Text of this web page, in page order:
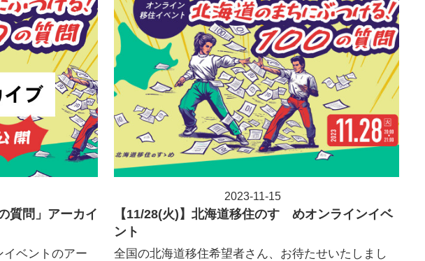
質問」アーカイ
イベントのアー
【11/28(火)】北海道移住のすゝめオンラインイベ
ント
全国の北海道移住希望者さん、お待たせいたしまし
投稿日
2023-11-15